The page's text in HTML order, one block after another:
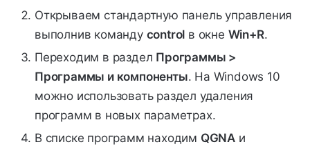
Открываем стандартную панель управления
выполнив команду control в окне Win+R.
Переходим в раздел Программы >
Программы и компоненты. На Windows 10
можно использовать раздел удаления
программ в новых параметрах.
В списке программ находим QGNA и